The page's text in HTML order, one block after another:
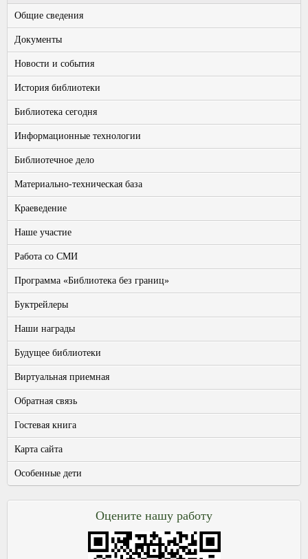
Общие сведения
Документы
Новости и события
История библиотеки
Библиотека сегодня
Информационные технологии
Библиотечное дело
Материально-техническая база
Краеведение
Наше участие
Работа со СМИ
Программа «Библиотека без границ»
Буктрейлеры
Наши награды
Будущее библиотеки
Виртуальная приемная
Обратная связь
Гостевая книга
Карта сайта
Особенные дети
Оцените нашу работу